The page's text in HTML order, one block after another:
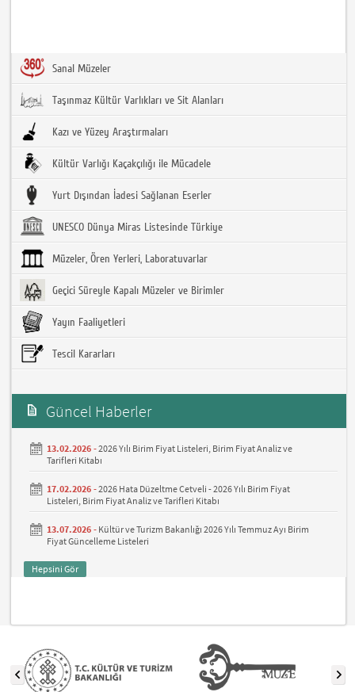
Sanal Müzeler
Taşınmaz Kültür Varlıkları ve Sit Alanları
Kazı ve Yüzey Araştırmaları
Kültür Varlığı Kaçakçılığı ile Mücadele
Yurt Dışından İadesi Sağlanan Eserler
UNESCO Dünya Miras Listesinde Türkiye
Müzeler, Ören Yerleri, Laboratuvarlar
Geçici Süreyle Kapalı Müzeler ve Birimler
Yayın Faaliyetleri
Tescil Kararları
Güncel Haberler
13.02.2026 -2026 Yılı Birim Fiyat Listeleri, Birim Fiyat Analiz ve
Tarifleri Kitabı
17.02.2026 -2026 Hata Düzeltme Cetveli - 2026 Yılı Birim Fiyat
Listeleri, Birim Fiyat Analiz ve Tarifleri Kitabı
13.07.2026 - Kültür ve Turizm Bakanlığı 2026 Yılı Temmuz Ayı Birim
Fiyat Güncelleme Listeleri
Hepsini Gör